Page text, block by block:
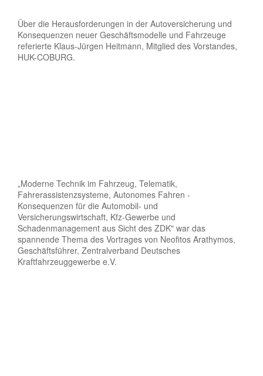
Über die Herausforderungen in der Autoversicherung und
Konsequenzen neuer Geschäftsmodelle und Fahrzeuge
referierte Klaus-Jürgen Heitmann, Mitglied des Vorstandes,
HUK-COBURG.
„Moderne Technik im Fahrzeug, Telematik,
Fahrerassistenzsysteme, Autonomes Fahren -
Konsequenzen für die Automobil- und
Versicherungswirtschaft, Kfz-Gewerbe und
Schadenmanagement aus Sicht des ZDK" war das
spannende Thema des Vortrages von Neofitos Arathymos,
Geschäftsführer, Zentralverband Deutsches
Kraftfahrzeuggewerbe e.V.